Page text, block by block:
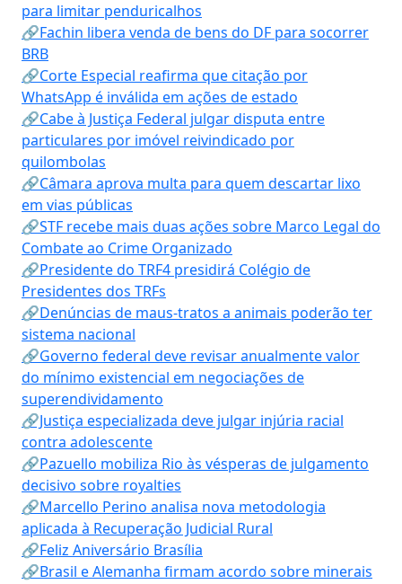
para limitar penduricalhos
🔗Fachin libera venda de bens do DF para socorrer
BRB
🔗Corte Especial reafirma que citação por
WhatsApp é inválida em ações de estado
🔗Cabe à Justiça Federal julgar disputa entre
particulares por imóvel reivindicado por
quilombolas
🔗Câmara aprova multa para quem descartar lixo
em vias públicas
🔗STF recebe mais duas ações sobre Marco Legal do
Combate ao Crime Organizado
🔗Presidente do TRF4 presidirá Colégio de
Presidentes dos TRFs
🔗Denúncias de maus-tratos a animais poderão ter
sistema nacional
🔗Governo federal deve revisar anualmente valor
do mínimo existencial em negociações de
superendividamento
🔗Justiça especializada deve julgar injúria racial
contra adolescente
🔗Pazuello mobiliza Rio às vésperas de julgamento
decisivo sobre royalties
🔗Marcello Perino analisa nova metodologia
aplicada à Recuperação Judicial Rural
🔗Feliz Aniversário Brasília
🔗Brasil e Alemanha firmam acordo sobre minerais